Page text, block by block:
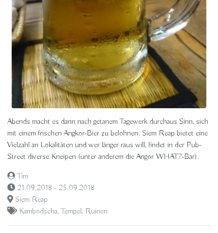
Abends macht es dann nach getanem Tagewerk durchaus Sinn, sich
mit einem frischen Angkor-Bier zu belohnen. Siem Reap bietet eine
Vielzahl an Lokalitäten und wer länger raus will, findet in der Pub-
Street diverse Kneipen (unter anderem die Angor WHAT?-Bar).
Tim
21.09.2018 - 25.09.2018
Siem Reap
Kambodscha, Tempel, Ruinen